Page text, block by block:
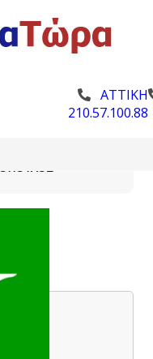
ΑΤΤΙΚΗ
210.57.100.88